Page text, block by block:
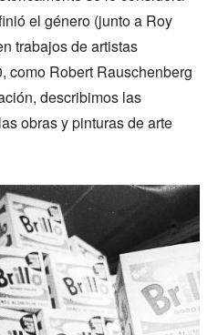
el género (junto a Roy
trabajos de artistas
como Robert Rauschenberg
describimos las
obras y pinturas de arte